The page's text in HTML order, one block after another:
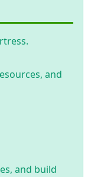
and
and build